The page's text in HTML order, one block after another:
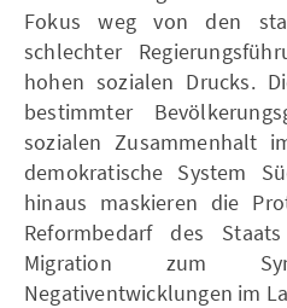
Fokus weg von den
schlechter
hohen sozialen Drucks.
bestimmter
sozialen Zusammenhalt
demokratische System
hinaus maskieren die
Reformbedarf des
Migration zum
Negativentwicklungen im